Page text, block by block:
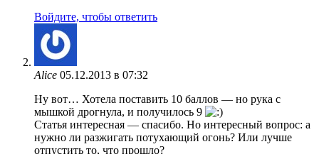
Войдите, чтобы ответить
Alice 05.12.2013 в 07:32
Ну вот… Хотела поставить 10 баллов — но рука с
мышкой дрогнула, и получилось 9
Статья интересная — спасибо. Но интересный вопрос: а
нужно ли разжигать потухающий огонь? Или лучше
отпустить то, что прошло?